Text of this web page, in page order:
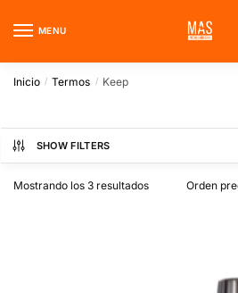
MENU
Inicio / Termos / Keep
SHOW FILTERS
Mostrando los 3 resultados